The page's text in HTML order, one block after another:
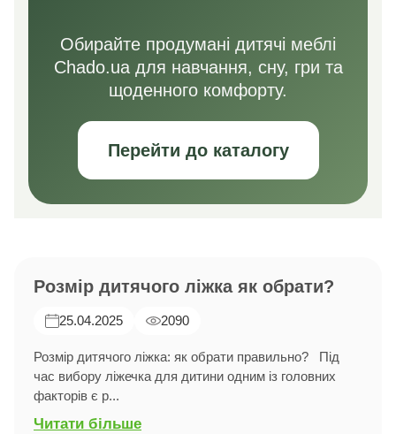
Обирайте продумані дитячі меблі
Chado.ua для навчання, сну, гри та
щоденного комфорту.
Перейти до каталогу
Розмір дитячого ліжка як обрати?
25.04.2025 2090
Розмір дитячого ліжка: як обрати правильно? Під
час вибору ліжечка для дитини одним із головних
факторів є р...
Читати більше